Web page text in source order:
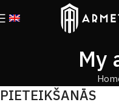
My
PIETEIKŠANĀS